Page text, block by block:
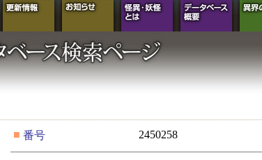
■ 番号 2450258